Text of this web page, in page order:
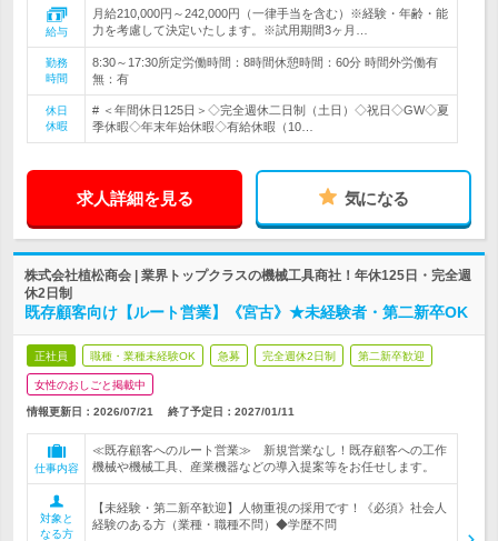
給与
月給210,000円～242,000円（一律手当を含む）※経験・年齢・能
力を考慮して決定いたします。※試用期間3ヶ月…
勤務
時間
8:30～17:30所定労働時間：8時間休憩時間：60分 時間外労働有
無：有
休日
休暇
# ＜年間休日125日＞◇完全週休二日制（土日）◇祝日◇GW◇夏
季休暇◇年末年始休暇◇有給休暇（10…
求人詳細を見る 気になる
株式会社植松商会 | 業界トップクラスの機械工具商社！年休125日・完全週
休2日制
既存顧客向け【ルート営業】《宮古》★未経験者・第二新卒OK
正社員 職種・業種未経験OK 急募 完全週休2日制 第二新卒歓迎
女性のおしごと掲載中
情報更新日：2026/07/21 終了予定日： 2027/01/11
仕事内容
≪既存顧客へのルート営業≫ 新規営業なし！既存顧客への工作
機械や機械工具、産業機器などの導入提案等をお任せします。
対象と
なる方
【未経験・第二新卒歓迎】人物重視の採用です！《必須》社会人
経験のある方（業種・職種不問）◆学歴不問